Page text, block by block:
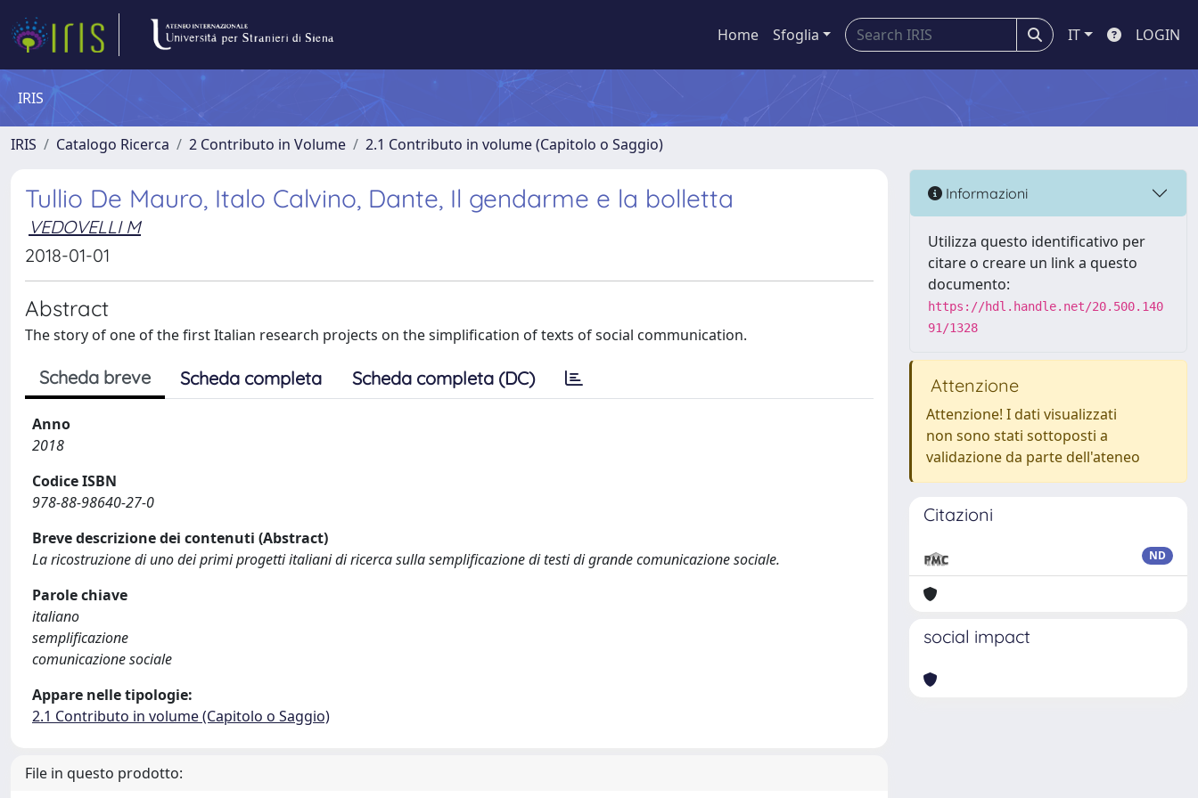
Home Sfoglia IT LOGIN
IRIS
IRIS Catalogo Ricerca 2 Contributo in Volume 2.1 Contributo in volume (Capitolo o Saggio)
Tullio De Mauro, Italo Calvino, Dante, Il gendarme e la bolletta
VEDOVELLI M
2018-01-01
Abstract
The story of one of the first Italian research projects on the simplification of texts of social communication.
Scheda breve Scheda completa Scheda completa (DC)
Anno
2018
Codice ISBN
978-88-98640-27-0
Breve descrizione dei contenuti (Abstract)
La ricostruzione di uno dei primi progetti italiani di ricerca sulla semplificazione di testi di grande comunicazione sociale.
Parole chiave
italiano
semplificazione
comunicazione sociale
Appare nelle tipologie:
2.1 Contributo in volume (Capitolo o Saggio)
File in questo prodotto:
Informazioni
Utilizza questo identificativo per
citare o creare un link a questo
documento:
https://hdl.handle.net/20.500.140
91/1328
Attenzione
Attenzione! I dati visualizzati
non sono stati sottoposti a
validazione da parte dell'ateneo
Citazioni
ND
social impact